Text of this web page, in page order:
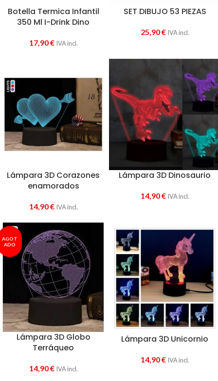
Botella Termica Infantil
350 Ml I-Drink Dino
17,90€ IVA incl.
SET DIBUJO 53 PIEZAS
25,90€ IVA incl.
Lámpara 3D Corazones
enamorados
14,90€ IVA incl.
Lámpara 3D Dinosaurio
14,90€ IVA incl.
AGOT
ADO
Lámpara 3D Globo
Terráqueo
14,90€ IVA incl.
Lámpara 3D Unicornio
14,90€ IVA incl.